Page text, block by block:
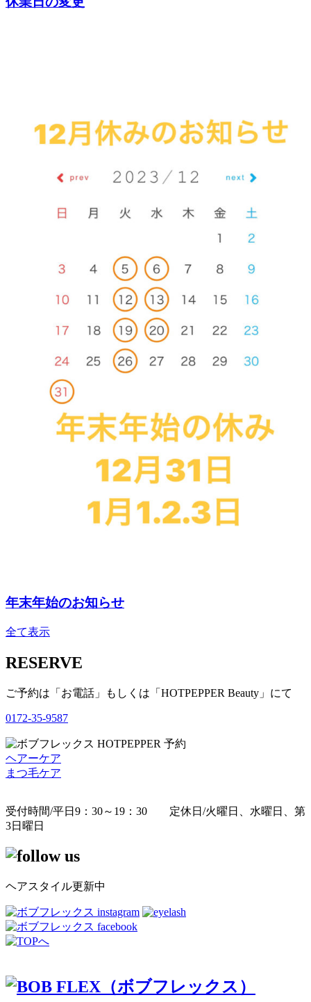
年末年始のお知らせ
全て表示
RESERVE
ご予約は「お電話」もしくは「HOTPEPPER Beauty」にて
0172-35-9587
ヘアーケア
まつ毛ケア
受付時間/平日9：30～19：30 定休日/火曜日、水曜日、第
3日曜日
ヘアスタイル更新中